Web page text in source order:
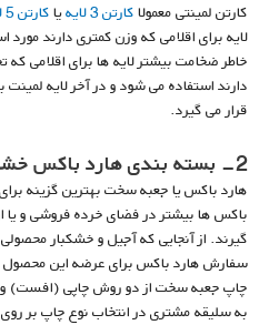
کارتن لمینتی معمولا کارتن 3 لایه یا کارتن 5 لایه
لایه برای اقلامی که وزن کمتری دارند مورد
خاطر ضخامت بیشتر لایه ها برای اقلامی
دارند استفاده می شود و در آخر لایه
قرار می گیرد.
2- بسته بندی هارد باکس خشکبار
هارد باکس یا جعبه سخت بهترین گزینه
باکس ها بیشتر در فضای خرده فروشی و یا
گیرند. از آنجایی که آجیل و خشکبار
سفارش هارد باکس برای عرضه این محصول
چاپ جعبه سخت از دو روش چاپی (افست) و
به سلیقه مشتری در انتخاب نوع چاپ بر روی